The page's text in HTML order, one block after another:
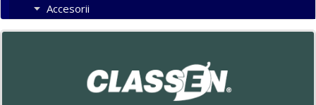
Accesorii